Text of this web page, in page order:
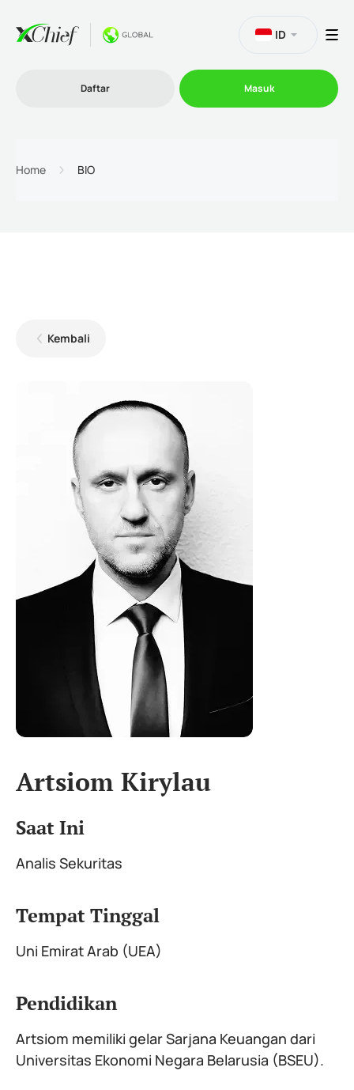
ID
Daftar Masuk
Home BIO
Kembali
Artsiom Kirylau
Saat Ini
Analis Sekuritas
Tempat Tinggal
Uni Emirat Arab (UEA)
Pendidikan
Artsiom memiliki gelar Sarjana Keuangan dari
Universitas Ekonomi Negara Belarusia (BSEU).